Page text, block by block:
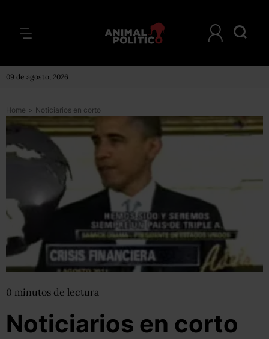
09 de agosto, 2026
Home > Noticiarios en corto
0 minutos de lectura
Noticiarios en corto